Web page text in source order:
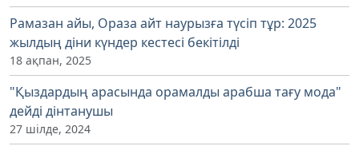
Рамазан айы, Ораза айт наурызға түсіп тұр: 2025
жылдың діни күндер кестесі бекітілді
18 ақпан, 2025
"Қыздардың арасында орамалды арабша тағу мода"
дейді дінтанушы
27 шілде, 2024